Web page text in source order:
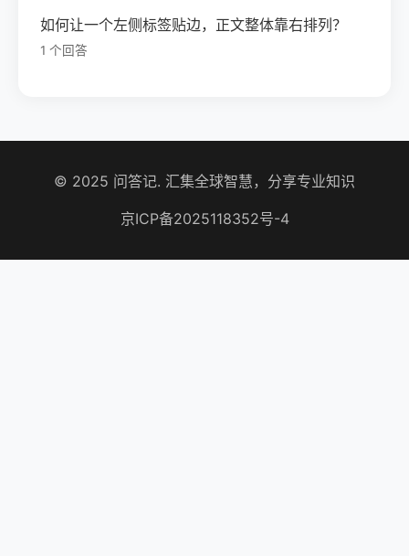
如何让一个左侧标签贴边，正文整体靠右排列？
1 个回答
© 2025 问答记. 汇集全球智慧，分享专业知识
京ICP备2025118352号-4